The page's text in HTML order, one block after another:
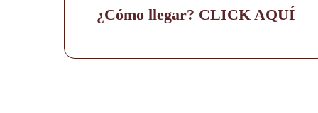
¿Cómo llegar? CLICK AQUÍ